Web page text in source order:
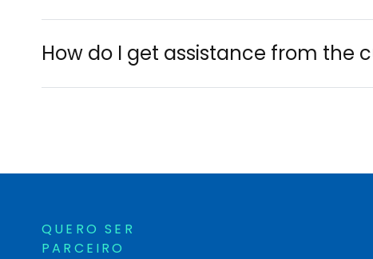
How do I get assistance from the
QUERO SER
PARCEIRO